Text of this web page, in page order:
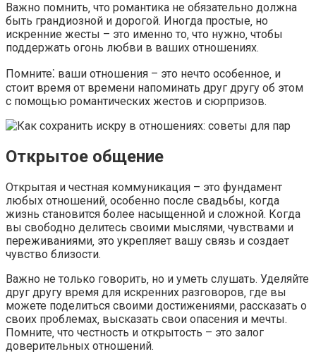
Важно помнить‚ что романтика не обязательно должна
быть грандиозной и дорогой. Иногда простые‚ но
искренние жесты – это именно то‚ что нужно‚ чтобы
поддержать огонь любви в ваших отношениях.​
Помните⁚ ваши отношения – это нечто особенное‚ и
стоит время от времени напоминать друг другу об этом
с помощью романтических жестов и сюрпризов.​
Открытое общение
Открытая и честная коммуникация – это фундамент
любых отношений‚ особенно после свадьбы‚ когда
жизнь становится более насыщенной и сложной.​ Когда
вы свободно делитесь своими мыслями‚ чувствами и
переживаниями‚ это укрепляет вашу связь и создает
чувство близости.​
Важно не только говорить‚ но и уметь слушать.​ Уделяйте
друг другу время для искренних разговоров‚ где вы
можете поделиться своими достижениями‚ рассказать о
своих проблемах‚ высказать свои опасения и мечты.​
Помните‚ что честность и открытость – это залог
доверительных отношений.​